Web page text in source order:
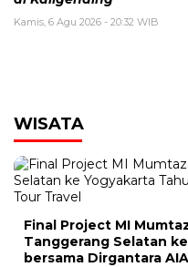
Kamis, 6 Agu 2026 - 20:32 WIB
WISATA
Final Project MI
Tanggerang Selatan
bersama Dirgantara